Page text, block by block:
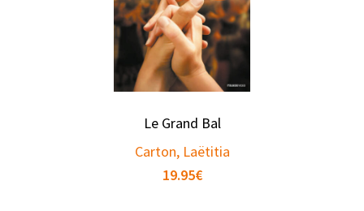
Le Grand Bal
Carton, Laëtitia
19.95€